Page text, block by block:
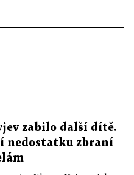
zabilo další dítě.
nedostatku zbraní